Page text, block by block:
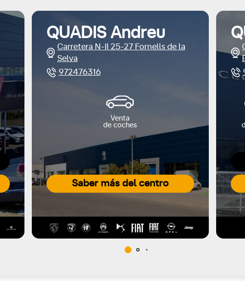
Saber más del centro
QUADIS Andreu
Carretera N-II 25-27 Fornells de la
Selva
972476316
Venta
de coches